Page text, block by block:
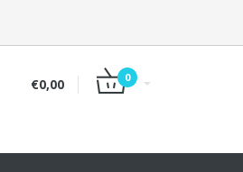
€0,00 0